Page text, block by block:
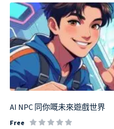
AI NPC 同你嘅未來遊戲世界
Free